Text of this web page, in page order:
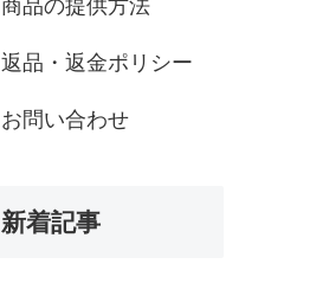
商品の提供方法
返品・返金ポリシー
お問い合わせ
新着記事